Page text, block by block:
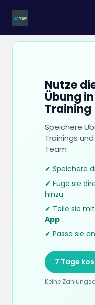
Nutze
Übung
Training
Speichere
Trainings
Team
✔ Speichere
✔ Füge sie
hinzu
✔ Teile sie
App
✔ Passe sie an
7 Tage
Keine